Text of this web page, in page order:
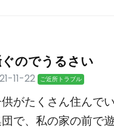
のでうるさい
11-22 ご近所トラブル
がたくさん住んで
で、私の家の前で